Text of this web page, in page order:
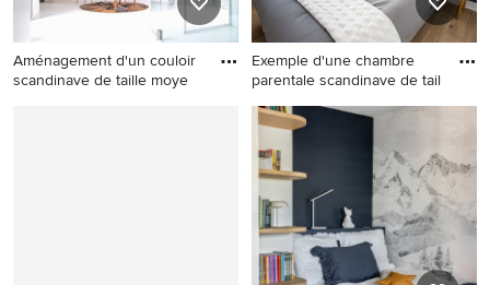
Aménagement d'un couloir
scandinave de taille moye
Exemple d'une chambre
parentale scandinave de tail
Exemple d'une chambre
parentale scandinave de
taille moyenne avec un sol
en bois brun, aucune
cheminée et un mur bleu.